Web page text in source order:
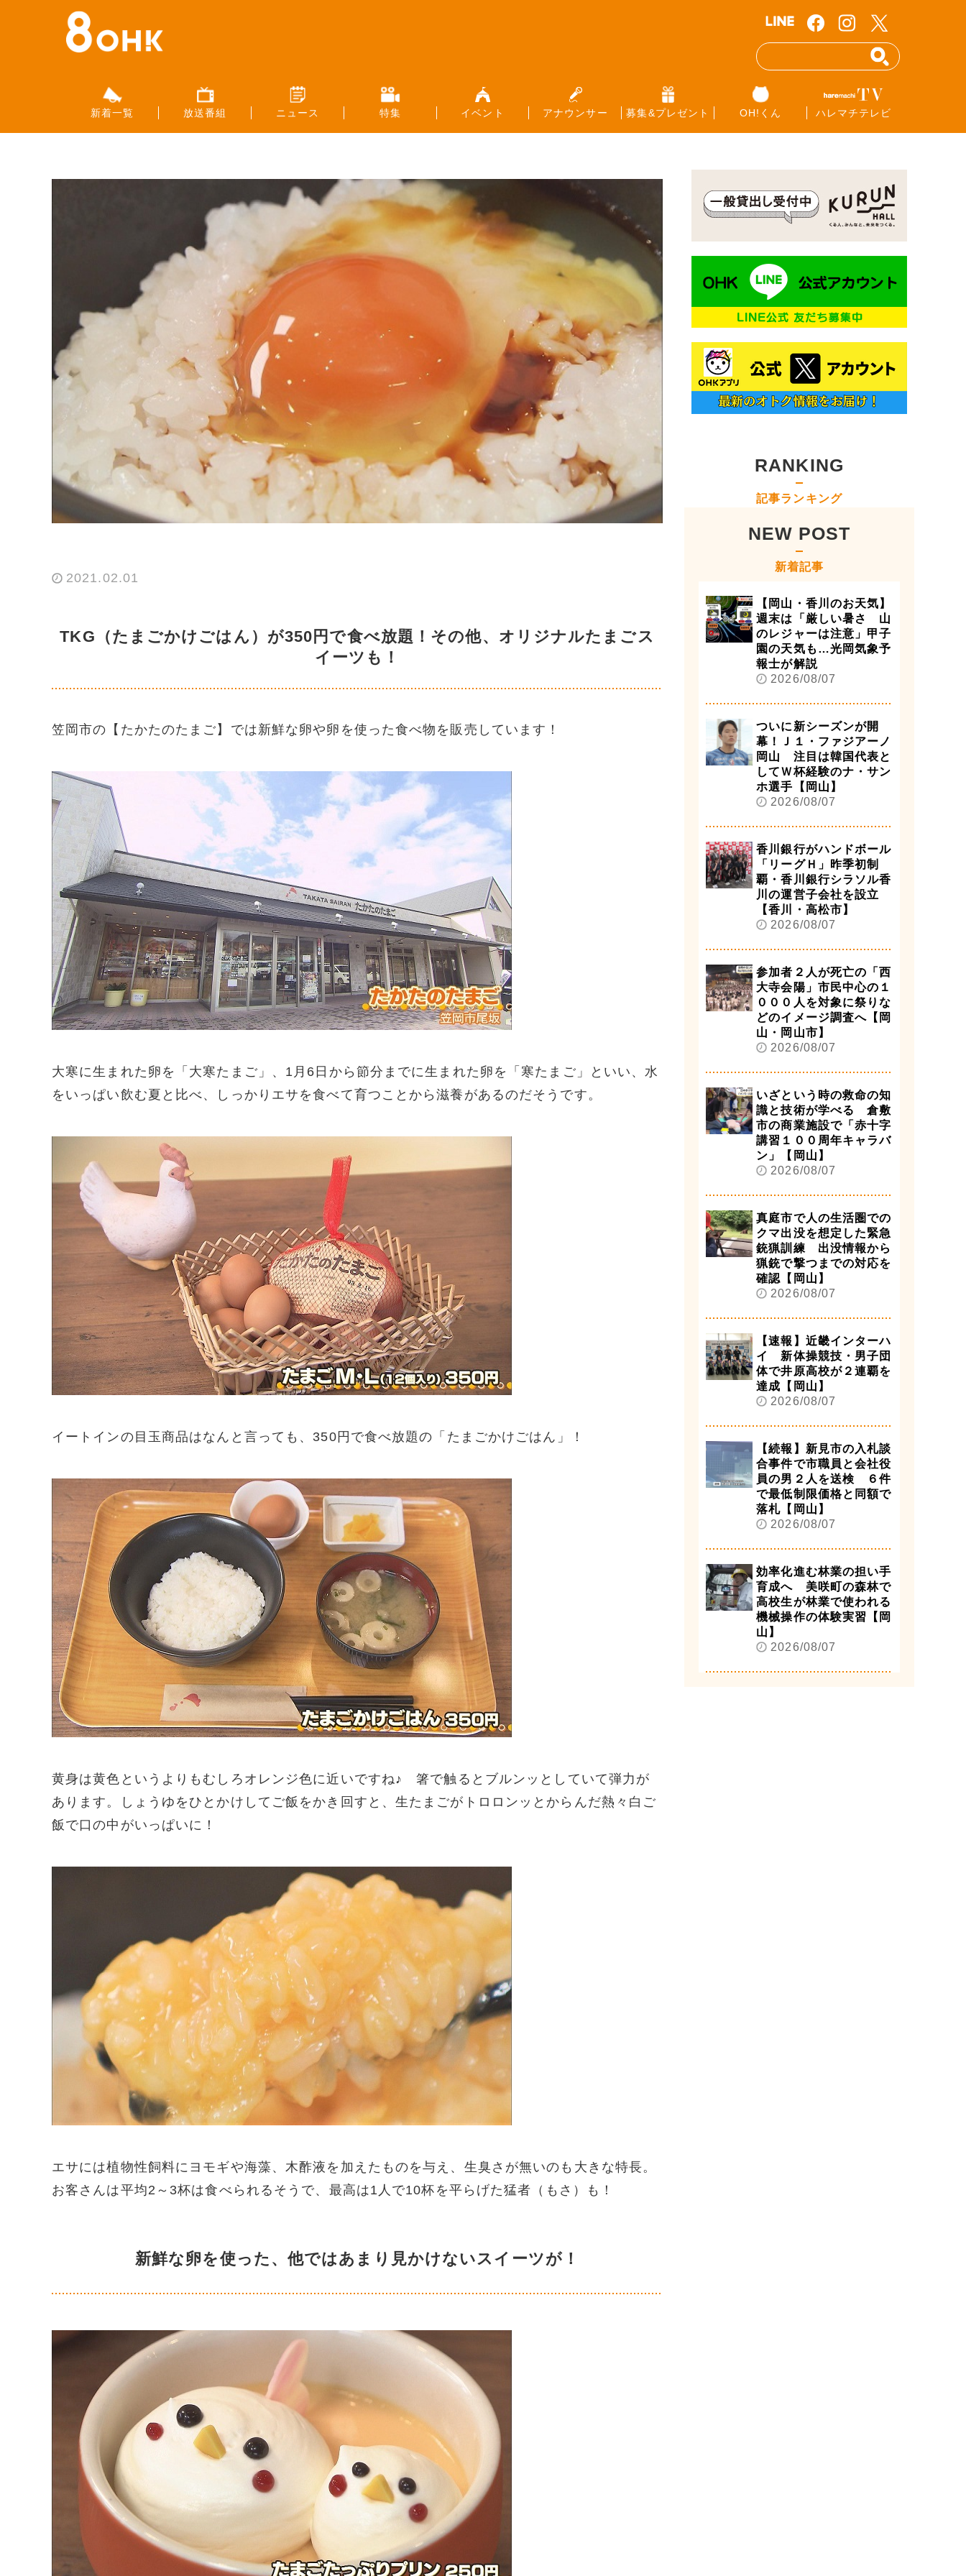
新着一覧 放送番組 ニュース 特集 イベント アナウンサー 募集&プレゼント OH!くん ハレマチテレビ
2021.02.01
TKG（たまごかけごはん）が350円で食べ放題！その他、オリジナルたまごス
イーツも！
笠岡市の【たかたのたまご】では新鮮な卵や卵を使った食べ物を販売しています！
大寒に生まれた卵を「大寒たまご」、1月6日から節分までに生まれた卵を「寒たまご」といい、水
をいっぱい飲む夏と比べ、しっかりエサを食べて育つことから滋養があるのだそうです。
イートインの目玉商品はなんと言っても、350円で食べ放題の「たまごかけごはん」！
黄身は黄色というよりもむしろオレンジ色に近いですね♪ 箸で触るとブルンッとしていて弾力が
あります。しょうゆをひとかけしてご飯をかき回すと、生たまごがトロロンッとからんだ熱々白ご
飯で口の中がいっぱいに！
エサには植物性飼料にヨモギや海藻、木酢液を加えたものを与え、生臭さが無いのも大きな特長。
お客さんは平均2～3杯は食べられるそうで、最高は1人で10杯を平らげた猛者（もさ）も！
新鮮な卵を使った、他ではあまり見かけないスイーツが！
RANKING
記事ランキング
NEW POST
新着記事
【岡山・香川のお天気】
週末は「厳しい暑さ 山
のレジャーは注意」甲子
園の天気も…光岡気象予
報士が解説
2026/08/07
ついに新シーズンが開
幕！Ｊ１・ファジアーノ
岡山 注目は韓国代表と
してＷ杯経験のナ・サン
ホ選手【岡山】
2026/08/07
香川銀行がハンドボール
「リーグＨ」昨季初制
覇・香川銀行シラソル香
川の運営子会社を設立
【香川・高松市】
2026/08/07
参加者２人が死亡の「西
大寺会陽」市民中心の１
０００人を対象に祭りな
どのイメージ調査へ【岡
山・岡山市】
2026/08/07
いざという時の救命の知
識と技術が学べる 倉敷
市の商業施設で「赤十字
講習１００周年キャラバ
ン」【岡山】
2026/08/07
真庭市で人の生活圏での
クマ出没を想定した緊急
銃猟訓練 出没情報から
猟銃で撃つまでの対応を
確認【岡山】
2026/08/07
【速報】近畿インターハ
イ 新体操競技・男子団
体で井原高校が２連覇を
達成【岡山】
2026/08/07
【続報】新見市の入札談
合事件で市職員と会社役
員の男２人を送検 ６件
で最低制限価格と同額で
落札【岡山】
2026/08/07
効率化進む林業の担い手
育成へ 美咲町の森林で
高校生が林業で使われる
機械操作の体験実習【岡
山】
2026/08/07